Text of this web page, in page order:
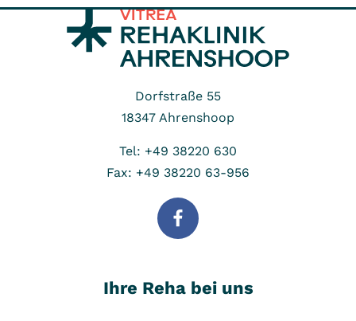
Dorfstraße 55
18347 Ahrenshoop
Tel: +49 38220 630
Fax: +49 38220 63-956
Ihre Reha bei uns